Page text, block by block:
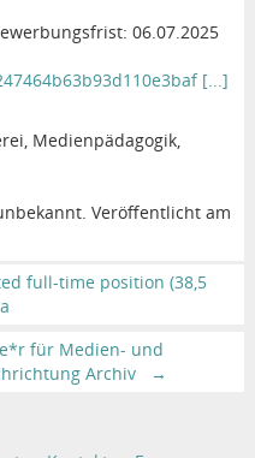
06.07.2025
[...]
Medienpädagogik,
Veröffentlicht am
full-time position (38,5
für Medien- und
Archiv
→